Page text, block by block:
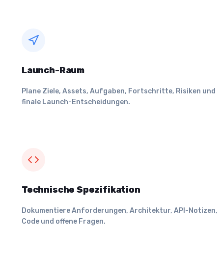
Launch-Raum
Plane Ziele, Assets, Aufgaben, Fortschritte, Risiken und
finale Launch-Entscheidungen.
Technische Spezifikation
Dokumentiere Anforderungen, Architektur, API-Notizen,
Code und offene Fragen.